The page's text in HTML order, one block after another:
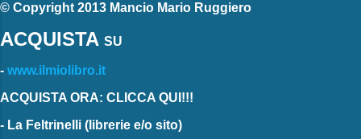
© Copyright 2013 Mancio Mario Ruggiero
ACQUISTA SU
- www.ilmiolibro.it
ACQUISTA ORA: CLICCA QUI!!!
- La Feltrinelli (librerie e/o sito)